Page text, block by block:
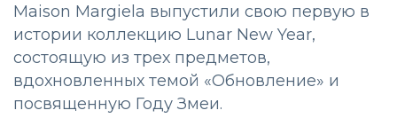
Maison Margiela выпустили свою первую в
истории коллекцию Lunar New Year,
состоящую из трех предметов,
вдохновленных темой «Обновление» и
посвященную Году Змеи.